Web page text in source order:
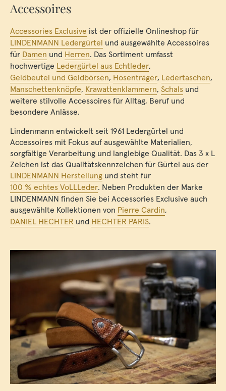
Accessoires
Accessories Exclusive ist der offizielle Onlineshop für
LINDENMANN Ledergürtel und ausgewählte Accessoires
für Damen und Herren. Das Sortiment umfasst
hochwertige Ledergürtel aus Echtleder,
Geldbeutel und Geldbörsen, Hosenträger, Ledertaschen,
Manschettenknöpfe, Krawattenklammern, Schals und
weitere stilvolle Accessoires für Alltag, Beruf und
besondere Anlässe.
Lindenmann entwickelt seit 1961 Ledergürtel und
Accessoires mit Fokus auf ausgewählte Materialien,
sorgfältige Verarbeitung und langlebige Qualität. Das 3 x L
Zeichen ist das Qualitätskennzeichen für Gürtel aus der
LINDENMANN Herstellung und steht für
100 % echtes VoLLLeder. Neben Produkten der Marke
LINDENMANN finden Sie bei Accessories Exclusive auch
ausgewählte Kollektionen von Pierre Cardin,
DANIEL HECHTER und HECHTER PARIS.